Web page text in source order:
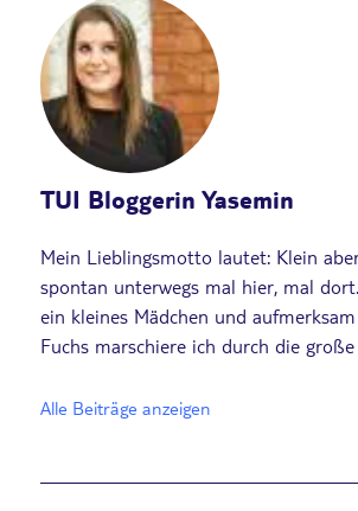
TUI Bloggerin Yasemin
Mein Lieblingsmotto lautet: Klein
spontan unterwegs mal hier, mal
ein kleines Mädchen und
Fuchs marschiere ich durch die
Alle Beiträge anzeigen